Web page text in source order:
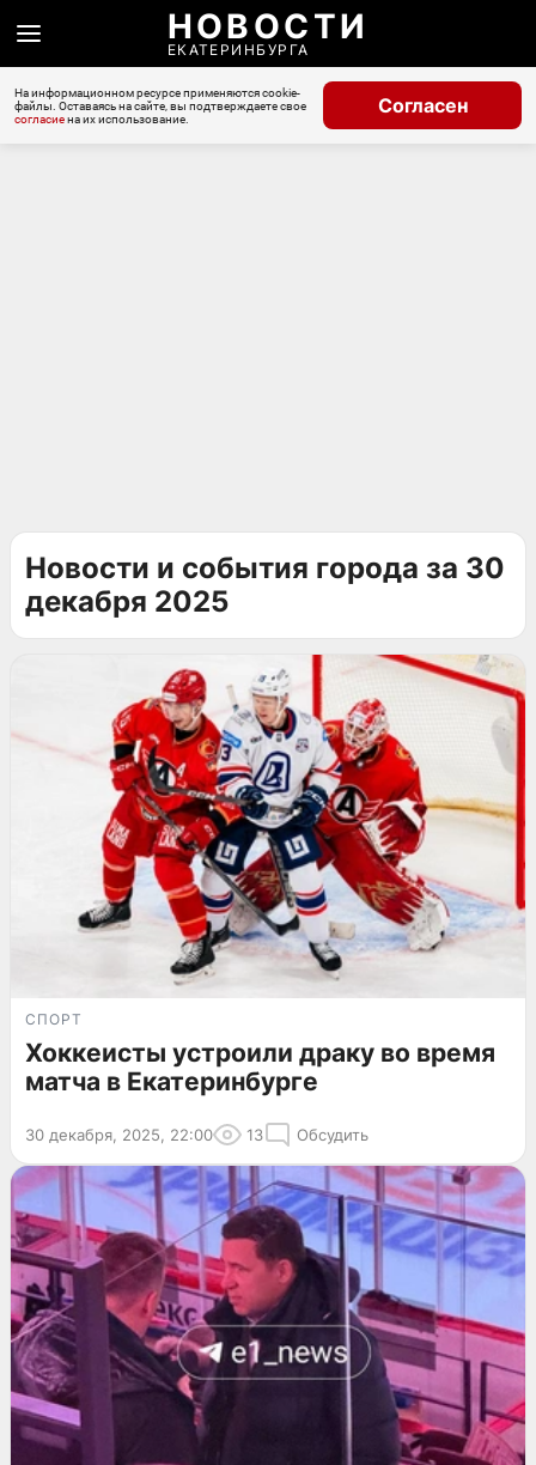
НОВОСТИ
ЕКАТЕРИНБУРГА
На информационном ресурсе применяются cookie-
файлы. Оставаясь на сайте, вы подтверждаете свое
согласиена их использование.
Согласен
Новости и события города за 30
декабря 2025
СПОРТ
Хоккеисты устроили драку во время
матча в Екатеринбурге
30 декабря, 2025, 22:00 13 Обсудить